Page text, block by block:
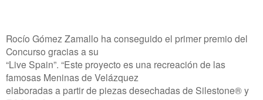
Rocío Gómez Zamallo ha conseguido el primer premio del
Concurso gracias a su
“Live Spain”. “Este proyecto es una recreación de las
famosas Meninas de Velázquez
elaboradas a partir de piezas desechadas de Silestone® y